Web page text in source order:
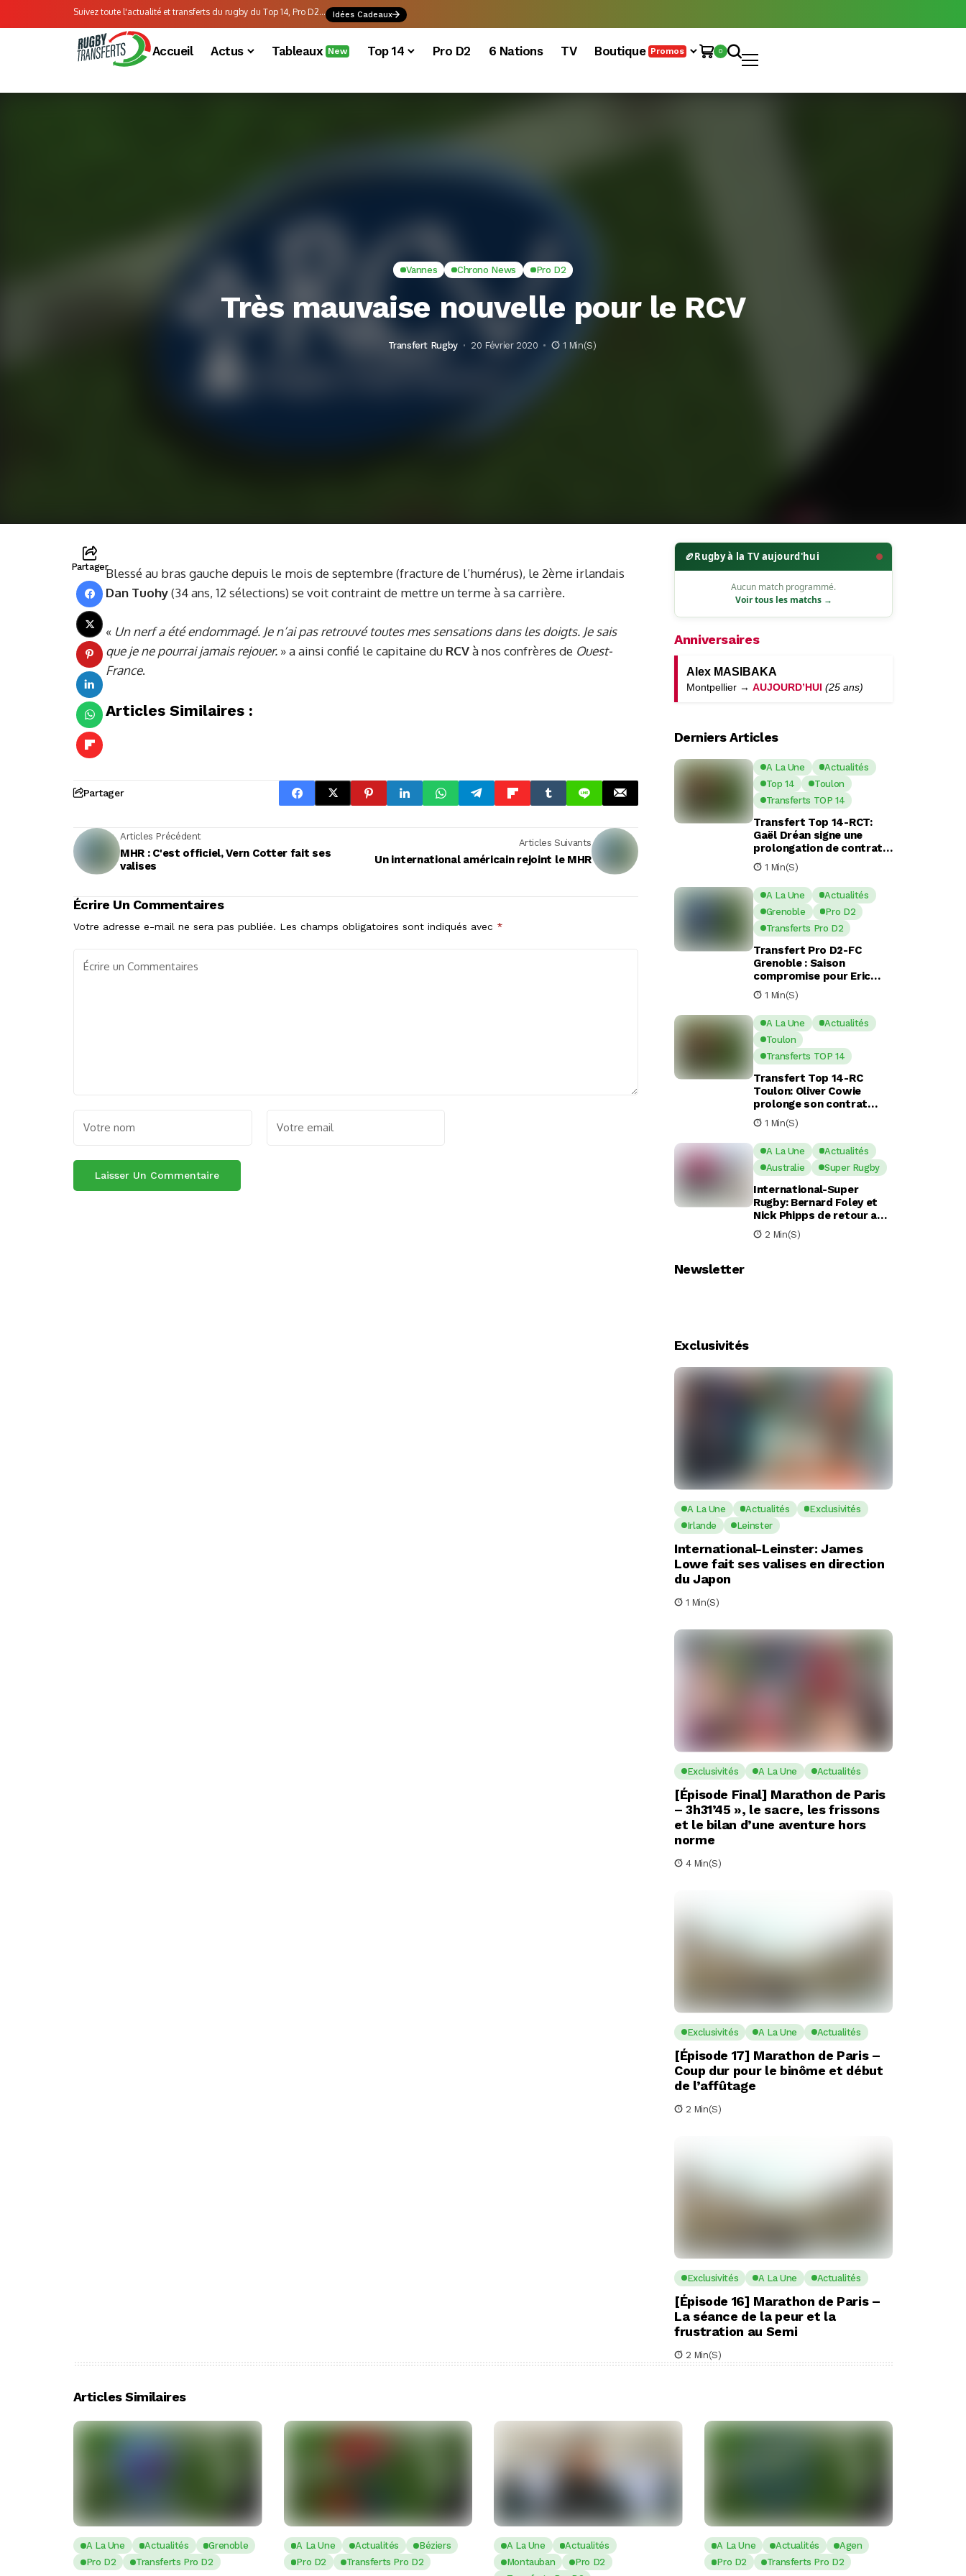
Suivez toute l'actualité et transferts du rugby du Top 14, Pro D2... Idées Cadeaux
Accueil Actus Tableaux New Top 14 Pro D2 6 Nations TV Boutique Promos 0
Vannes Chrono News Pro D2
Très mauvaise nouvelle pour le RCV
Transfert Rugby 20 Février 2020 1 Min(s)
PartagerBlessé au bras gauche depuis le mois de septembre (fracture de l’humérus), le 2ème irlandais
Dan Tuohy(34 ans, 12 sélections) se voit contraint de mettre un terme à sa carrière.
« Un nerf a été endommagé. Je n’ai pas retrouvé toutes mes sensations dans les doigts. Je sais
que je ne pourrai jamais rejouer. » a ainsi confié le capitaine du RCVà nos confrères de Ouest-
France.
Articles Similaires :
Partager
Articles Précédent
MHR : C'est officiel, Vern Cotter fait ses
valises
Articles Suivants
Un international américain rejoint le MHR
Écrire Un Commentaires
Votre adresse e-mail ne sera pas publiée. Les champs obligatoires sont indiqués avec *
🏉Rugby à la TV aujourd'hui
Aucun match programmé.
Voir tous les matchs →
Anniversaires
Alex MASIBAKA
Montpellier → AUJOURD’HUI (25 ans)
Derniers Articles
A La Une
Actualités
Top 14
Toulon
Transferts TOP 14
Transfert Top 14-RCT:
Gaël Dréan signe une
prolongation de contrat
avec Toulon jusqu’en 2029
1 Min(s)
A La Une
Actualités
Grenoble
Pro D2
Transferts Pro D2
Transfert Pro D2-FC
Grenoble : Saison
compromise pour Eric
Escande apres une
commotion cérébrale
1 Min(s)
A La Une
Actualités
Toulon
Transferts TOP 14
Transfert Top 14-RC
Toulon: Oliver Cowie
prolonge son contrat
avec le RCT jusqu’en 2029
1 Min(s)
A La Une
Actualités
Australie
Super Rugby
International-Super
Rugby: Bernard Foley et
Nick Phipps de retour aux
Waratahs
2 Min(s)
Newsletter
Exclusivités
A La Une Actualités
Exclusivités
Irlande
Leinster
International-Leinster: James
Lowe fait ses valises en direction
du Japon
1 Min(s)
Exclusivités A La Une Actualités
[Épisode Final] Marathon de Paris
– 3h31’45 », le sacre, les frissons
et le bilan d’une aventure hors
norme
4 Min(s)
Exclusivités A La Une Actualités
[Épisode 17] Marathon de Paris –
Coup dur pour le binôme et début
de l’affûtage
2 Min(s)
Exclusivités A La Une Actualités
[Épisode 16] Marathon de Paris –
La séance de la peur et la
frustration au Semi
2 Min(s)
Articles Similaires
A La Une Actualités
Grenoble
Pro D2
Transferts Pro D2
A La Une Actualités
Béziers
Pro D2
Transferts Pro D2
A La Une
Actualités
Montauban
Pro D2
A La Une Actualités
Agen
Pro D2
Transferts Pro D2